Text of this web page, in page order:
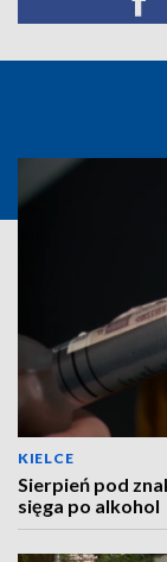
KIELCE
Sierpień pod
sięga po alkohol